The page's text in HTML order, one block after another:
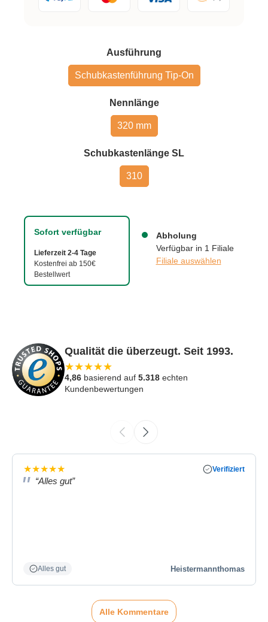
Sofort verfügbar
Lieferzeit 2-4 Tage
Kostenfrei ab 150€
Bestellwert
Abholung
Verfügbar in 1 Filiale
Filiale auswählen
Ausführung
Schubkastenführung Tip-On
Nennlängeauswählen
320 mm
Schubkastenlänge SL
310
Qualität die überzeugt. Seit 1993.
★★★★★
4,86 basierend auf 5.318 echten
Kundenbewertungen
★★★★★ Verifiziert
“Alles gut”
Alles gut Heistermannthomas
Alle Kommentare